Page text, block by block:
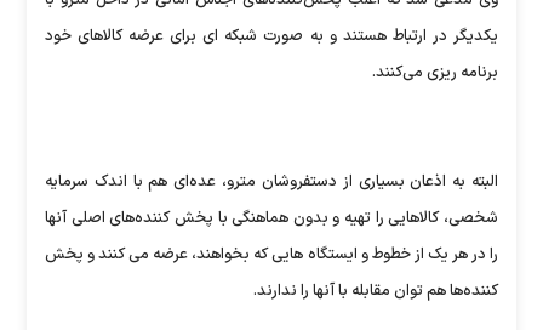
یکدیگر در ارتباط هستند و به صورت شبکه ای برای عرضه کالاهای خود
برنامه ریزی می‌کنند.
البته به اذعان بسیاری از دستفروشان مترو، عده‌ای هم با اندک سرمایه
شخصی، کالاهایی را تهیه و بدون هماهنگی با پخش کننده‌های اصلی آنها
را در هر یک از خطوط و ایستگاه هایی که بخواهند، عرضه می کنند و پخش
کننده‌ها هم توان مقابله با آنها را ندارند.